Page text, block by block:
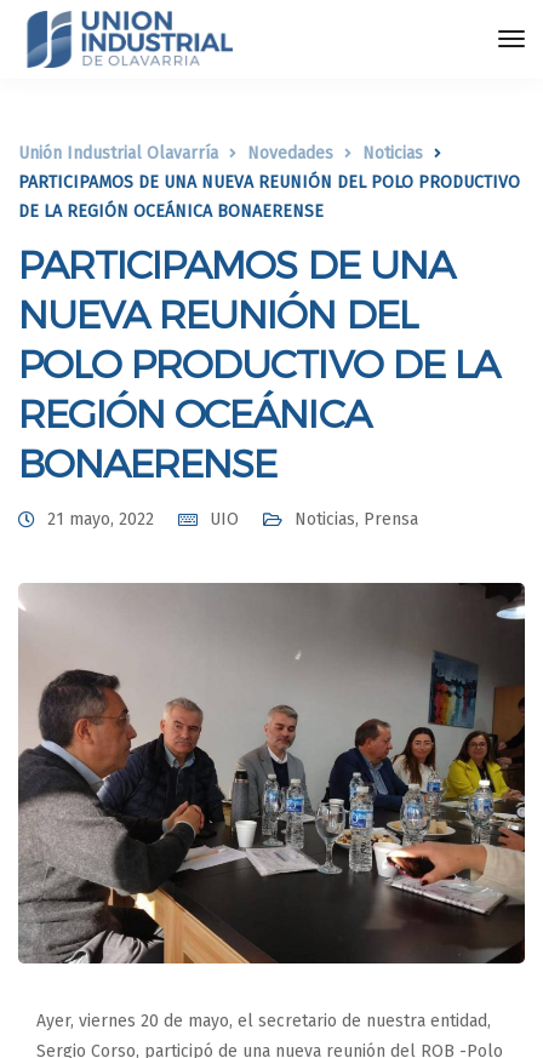
Unión Industrial Olavarría Novedades
Noticias
PARTICIPAMOS DE UNA NUEVA REUNIÓN DEL POLO PRODUCTIVO
DE LA REGIÓN OCEÁNICA BONAERENSE
PARTICIPAMOS DE UNA
NUEVA REUNIÓN DEL
POLO PRODUCTIVO DE LA
REGIÓN OCEÁNICA
BONAERENSE
21 mayo, 2022 UIO Noticias, Prensa
Ayer, viernes 20 de mayo, el secretario de nuestra entidad,
Sergio Corso, participó de una nueva reunión del ROB -Polo